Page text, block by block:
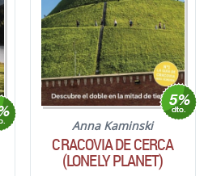
Anna Kaminski
CRACOVIA DE CERCA
(LONELY PLANET)